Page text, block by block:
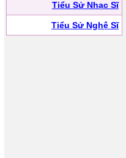
Tiểu Sử Nhạc Sĩ
Tiểu Sử Nghệ Sĩ